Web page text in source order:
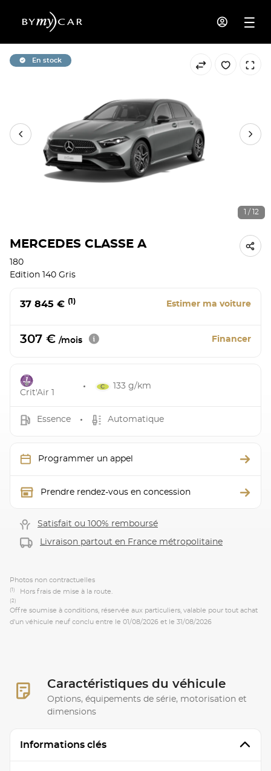
En stock
1 / 12
MERCEDES CLASSE A
180
Edition 140 Gris
37 845 € (1) Estimer ma voiture
307 € /mois Financer
Crit'Air 1
133 g/km
Essence Automatique
Programmer un appel
Prendre rendez-vous en concession
Satisfait ou 100% remboursé
Livraison partout en France métropolitaine
Photos non contractuelles
(1) Hors frais de mise à la route.
(2)
Offre soumise à conditions, réservée aux particuliers, valable pour tout achat
d'un véhicule neuf conclu entre le 01/08/2026 et le 31/08/2026
Caractéristiques du véhicule
Options, équipements de série, motorisation et
dimensions
Informations clés